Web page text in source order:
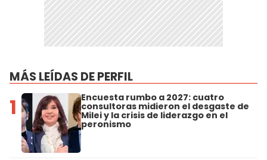
MÁS LEÍDAS DE PERFIL
1 Encuesta rumbo a 2027: cuatro
consultoras midieron el desgaste de
Milei y la crisis de liderazgo en el
peronismo